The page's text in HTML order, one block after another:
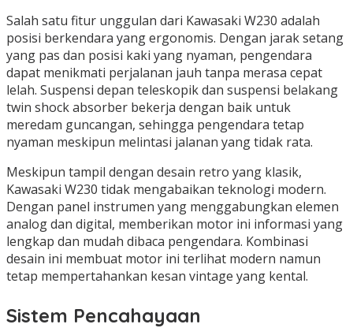
Salah satu fitur unggulan dari Kawasaki W230 adalah
posisi berkendara yang ergonomis. Dengan jarak setang
yang pas dan posisi kaki yang nyaman, pengendara
dapat menikmati perjalanan jauh tanpa merasa cepat
lelah. Suspensi depan teleskopik dan suspensi belakang
twin shock absorber bekerja dengan baik untuk
meredam guncangan, sehingga pengendara tetap
nyaman meskipun melintasi jalanan yang tidak rata.
Meskipun tampil dengan desain retro yang klasik,
Kawasaki W230 tidak mengabaikan teknologi modern.
Dengan panel instrumen yang menggabungkan elemen
analog dan digital, memberikan motor ini informasi yang
lengkap dan mudah dibaca pengendara. Kombinasi
desain ini membuat motor ini terlihat modern namun
tetap mempertahankan kesan vintage yang kental.
Sistem Pencahayaan